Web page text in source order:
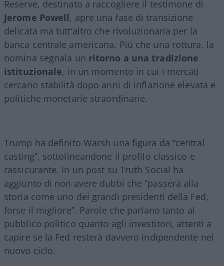
Reserve, destinato a raccogliere il testimone di
Jerome Powell, apre una fase di transizione
delicata ma tutt’altro che rivoluzionaria per la
banca centrale americana. Più che una rottura, la
nomina segnala un ritorno a una tradizione
istituzionale, in un momento in cui i mercati
cercano stabilità dopo anni di inflazione elevata e
politiche monetarie straordinarie.
Trump ha definito Warsh una figura da “central
casting”, sottolineandone il profilo classico e
rassicurante. In un post su Truth Social ha
aggiunto di non avere dubbi che “passerà alla
storia come uno dei grandi presidenti della Fed,
forse il migliore”. Parole che parlano tanto al
pubblico politico quanto agli investitori, attenti a
capire se la Fed resterà davvero indipendente nel
nuovo ciclo.